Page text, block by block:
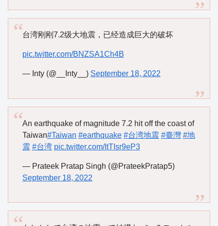
台湾刚刚7.2级大地震，已经造成巨大的破坏
pic.twitter.com/BNZSA1Ch4B
— Inty (@__Inty__) September 18, 2022
An earthquake of magnitude 7.2 hit off the coast of
Taiwan#Taiwan #earthquake #台湾地震 #臺灣 #地
震 #台湾 pic.twitter.com/ItTIsr9eP3
— Prateek Pratap Singh (@PrateekPratap5)
September 18, 2022